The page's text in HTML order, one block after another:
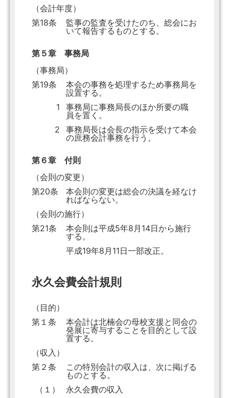
（会計年度）
第18条
監事の監査を受けたのち、総会にお
いて報告するものとする。
第５章 事務局
（事務局）
第19条
本会の事務を処理するため事務局を
設置する。
1
事務局に事務局長のほか所要の職
員を置く。
2
事務局長は会長の指示を受けて本会
の庶務会計事務を行う。
第６章 付則
（会則の変更）
第20条
本会則の変更は総会の決議を経なけ
ればならない。
（会則の施行）
第21条
本会則は平成5年8月14日から施行
する。
平成19年8月11日一部改正。
永久会費会計規則
（目的）
第１条
本会計は北楠会の母校支援と同会の
発展に寄与することを目的として設
置する。
（収入）
第２条
この特別会計の収入は、次に掲げる
ものとする。
（１）
永久会費の収入